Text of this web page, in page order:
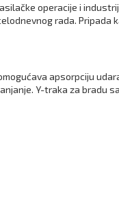
operacije i
rada. Pripada
apsorpciju
Y-traka za bradu